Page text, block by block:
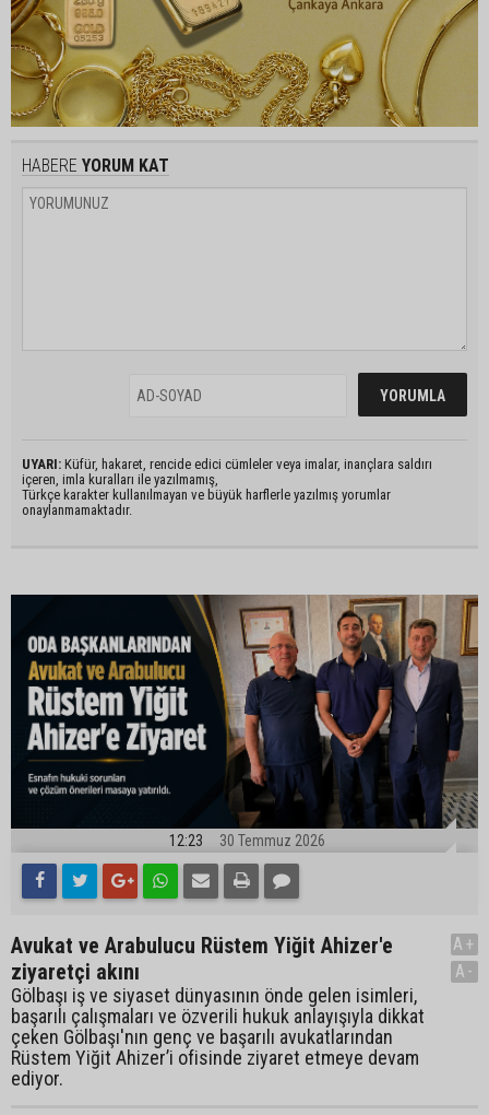
HABERE YORUM KAT
UYARI: Küfür, hakaret, rencide edici cümleler veya imalar, inançlara saldırı
içeren, imla kuralları ile yazılmamış,
Türkçe karakter kullanılmayan ve büyük harflerle yazılmış yorumlar
onaylanmamaktadır.
12:23 30 Temmuz 2026
Avukat ve Arabulucu Rüstem Yiğit Ahizer'e
ziyaretçi akını
Gölbaşı iş ve siyaset dünyasının önde gelen isimleri,
başarılı çalışmaları ve özverili hukuk anlayışıyla dikkat
çeken Gölbaşı'nın genç ve başarılı avukatlarından
Rüstem Yiğit Ahizer’i ofisinde ziyaret etmeye devam
ediyor.
A+
A-